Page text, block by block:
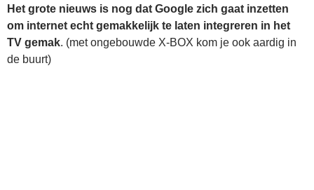
Het grote nieuws is nog dat Google zich gaat inzetten
om internet echt gemakkelijk te laten integreren in het
TV gemak. (met ongebouwde X-BOX kom je ook aardig in
de buurt)